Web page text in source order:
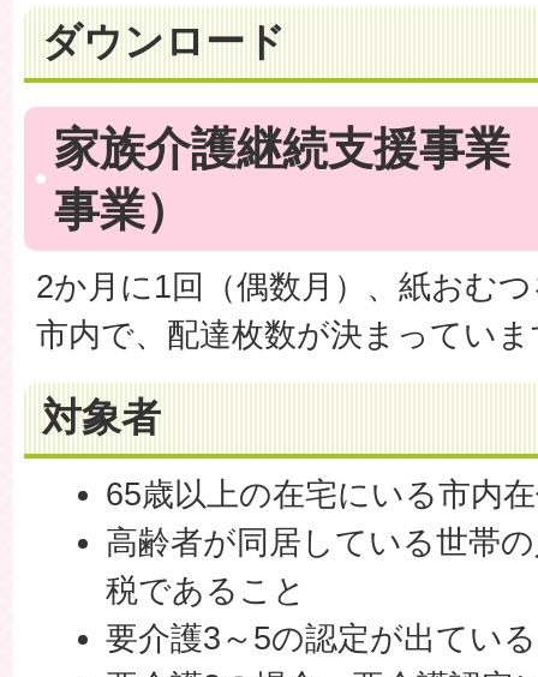
ダウンロード
家族介護継続支援事業
事業）
2か月に1回（偶数月）、紙おむ
市内で、配達枚数が決まってい
対象者
65歳以上の在宅にいる市内
高齢者が同居している世帯
税であること
要介護3～5の認定が出てい